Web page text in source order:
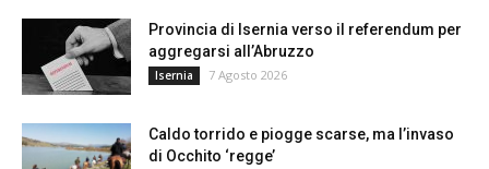
Provincia di Isernia verso il referendum per
aggregarsi all’Abruzzo
Isernia 7 Agosto 2026
Caldo torrido e piogge scarse, ma l’invaso
di Occhito ‘regge’